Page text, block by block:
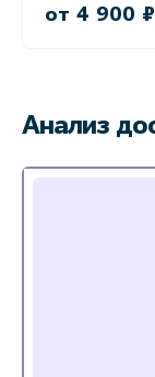
от 4 900 ₽
Анализ